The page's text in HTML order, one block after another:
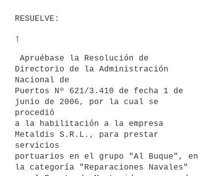
1
Directorio de la Administración
Nacional de
Puertos Nº 621/3.410 de fecha 1 de
junio de 2006, por la cual se
procedió
a la habilitación a la empresa
Metaldis S.R.L., para prestar
servicios
portuarios en el grupo "Al Buque", en
la categoría "Reparaciones Navales"